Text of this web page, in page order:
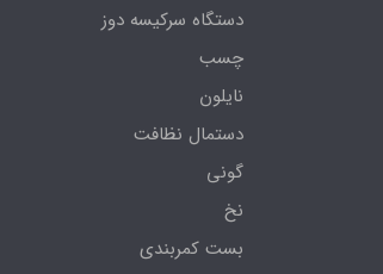
دستگاه سرکیسه دوز
چسب
نایلون
دستمال نظافت
گونی
نخ
بست کمربندی